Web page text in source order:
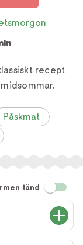
recept
Påskmat
tänd